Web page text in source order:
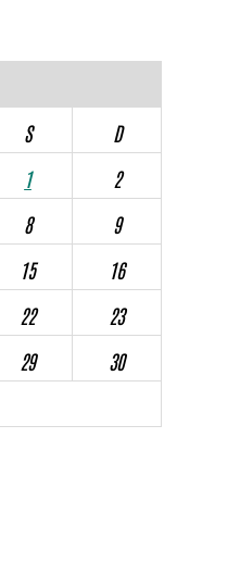
S
D
1
2
8
9
15
16
22
23
29
30